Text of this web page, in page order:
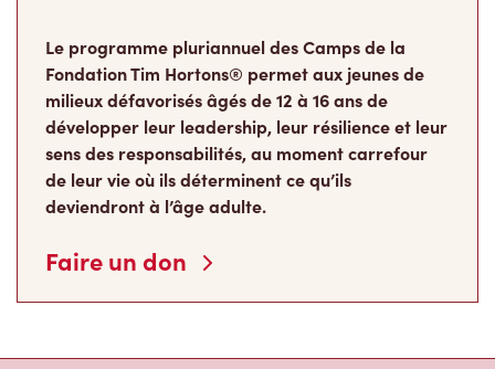
Le programme pluriannuel des Camps de la
Fondation Tim Hortons® permet aux jeunes de
milieux défavorisés âgés de 12 à 16 ans de
développer leur leadership, leur résilience et leur
sens des responsabilités, au moment carrefour
de leur vie où ils déterminent ce qu’ils
deviendront à l’âge adulte.
Faire un don